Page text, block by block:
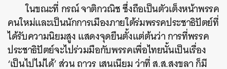
ในขณะที่กรณ์ จาติกวณิช ซึ่งถือเป็นตัวเต็งหน้าพรรค
คนใหม่และเป็นนักการเมืองภายใต้ร่มพรรคประชาธิปัตย์ที่
ได้รับความนิยมสูง แสดงจุดยืนตั้งแต่ต้นว่า การที่พรรค
ประชาธิปัตย์จะไปร่วมมือกับพรรคเพื่อไทยนั้นเป็นเรื่อง
‘เป็นไปไม่ได้’ ส่วนถาวร เสนเนียม ว่าที่ ส.ส.สงขลา ก็มี